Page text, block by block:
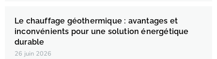
Le chauffage géothermique : avantages et
inconvénients pour une solution énergétique
durable
26 juin 2026